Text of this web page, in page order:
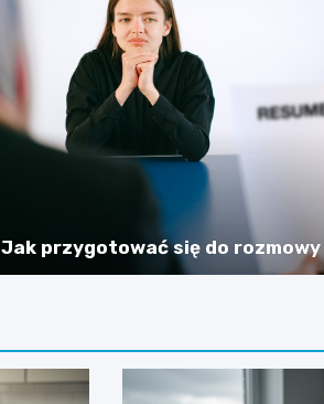
Jak przygotować się do rozmowy